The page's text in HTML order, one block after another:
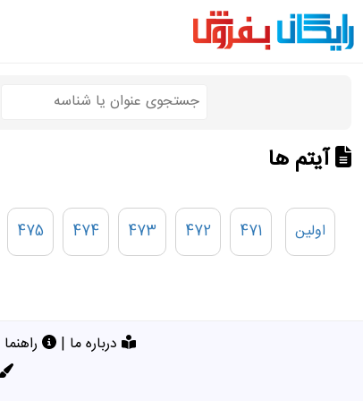
آیتم ها
اولین 471
472
473
474
475
درباره ما | راهنما